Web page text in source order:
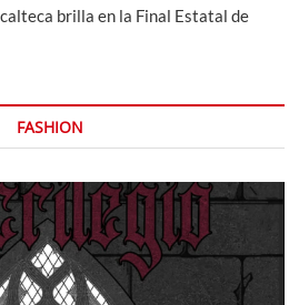
brilla en la Final Estatal de
FASHION